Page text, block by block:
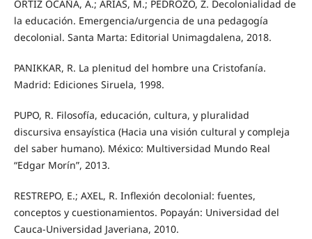
ORTIZ OCAÑA, A.; ARIAS, M.; PEDROZO, Z. Decolonialidad de
la educación. Emergencia/urgencia de una pedagogía
decolonial. Santa Marta: Editorial Unimagdalena, 2018.
PANIKKAR, R. La plenitud del hombre una Cristofanía.
Madrid: Ediciones Siruela, 1998.
PUPO, R. Filosofía, educación, cultura, y pluralidad
discursiva ensayística (Hacia una visión cultural y compleja
del saber humano). México: Multiversidad Mundo Real
“Edgar Morín”, 2013.
RESTREPO, E.; AXEL, R. Inflexión decolonial: fuentes,
conceptos y cuestionamientos. Popayán: Universidad del
Cauca-Universidad Javeriana, 2010.